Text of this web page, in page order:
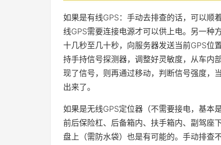
如果是有线GPS：手动去排查的话，可以顺
线GPS需要连接电源才可以供上电。另一种
十几秒至几十秒，向服务器发送当前GPS位
持手持信号探测器，调整好灵敏度，从车内
现了信号，则再通过移动，判断信号强度，
出来了。
如果是无线GPS定位器（不需要接电，基本
前后保险杠、后备箱内、扶手箱内、副驾座
盘上（需防水袋）也是有可能的。手动排查